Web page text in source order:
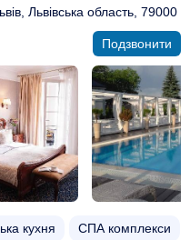
Львівська область, 79000
Подзвонити
кухня СПА комплекси